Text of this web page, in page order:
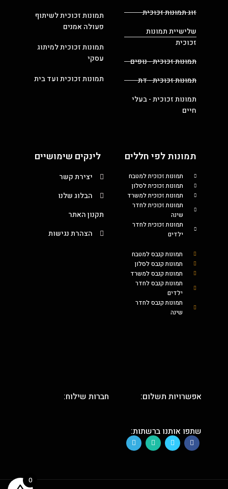
זוג תמונות זכוכית
שלישיית תמונות
זכוכית
תמונות זכוכית - נופים
תמונות זכוכית - דת
תמונות זכוכית - בעלי
חיים
תמונות זכוכית לשיתוף
פעולה אמנים
תמונות זכוכית למיתוג
עסקי
תמונות זכוכית ועד בית
תמונות לפי חללים
תמונות זכוכית למטבח
תמונות זכוכית לסלון
תמונות זכוכית למשרד
תמונות זכוכית לחדר
שינה
תמונות זכוכית לחדר
ילדים
תמונות קנבס למטבח
תמונות קנבס לסלון
תמונות קנבס למשרד
תמונות קנבס לחדר
ילדים
תמונות קנבס לחדר
שינה
לינקים שימושיים
יצירת קשר
הבלוג שלנו
תקנון האתר
הצהרת נגישות
אפשרויות תשלום: חברות שילוח:
שתפו אותנו ברשתות:
0